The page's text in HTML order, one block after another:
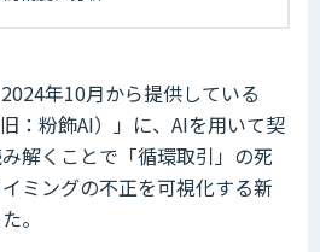
年10月から提供している
：粉飾AI）」に、AIを用いて契
解くことで「循環取引」の死
ミングの不正を可視化する新
。